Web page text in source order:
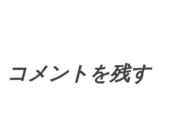
コメントを残す